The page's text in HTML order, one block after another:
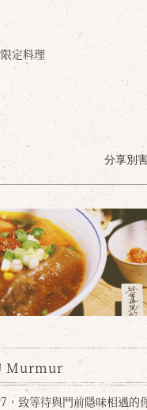
定料理
分享別
Murmur
，致等待與門前隱味相遇的